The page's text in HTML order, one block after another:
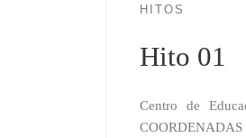
HITOS
Hito 01
Centro de